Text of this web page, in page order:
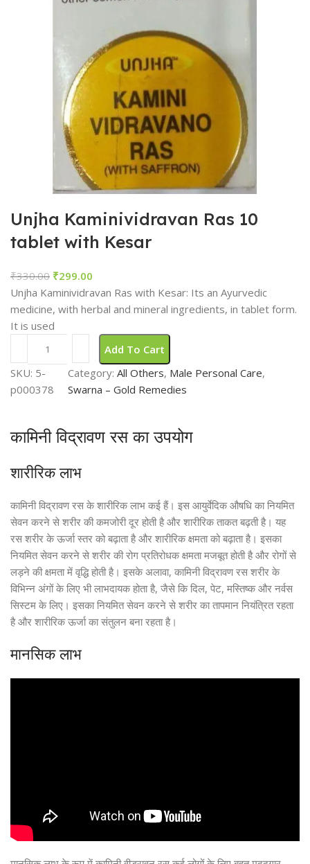
Unjha Kaminividravan Ras 10
tablet with Kesar
₹330.00 ₹299.00
Unjha Kaminividravan Ras with Kesar: Its an Ayurvedic
medicine, with herbal and mineral ingredients, in tablet form.
It is used
Add To Cart
SKU: 5-
p000378
Category: All Others, Male Personal Care
Swarna – Gold Remedies
कामिनी विद्रावण रस का उपयोग
शारीरिक लाभ
कामिनी विद्रावण रस के शारीरिक लाभ कई हैं। इस आयुर्वेदिक औषधि का नियमित
सेवन करने से शरीर की कमजोरी दूर होती है और शारीरिक ताकत बढ़ती है। यह
रस शरीर के ऊर्जा स्तर को बढ़ाता है और शारीरिक क्षमता को बढ़ाता है। इसका
नियमित सेवन करने से शरीर की रोग प्रतिरोधक क्षमता मजबूत होती है और रोगों से
लड़ने की क्षमता में वृद्धि होती है। इसके अलावा, कामिनी विद्रावण रस शरीर के
विभिन्न अंगों के लिए भी लाभदायक होता है, जैसे कि दिल, पेट, मस्तिष्क और नर्वस
सिस्टम के लिए। इसका नियमित सेवन करने से शरीर का तापमान नियंत्रित रहता
है और शारीरिक ऊर्जा का संतुलन बना रहता है।
मानसिक लाभ